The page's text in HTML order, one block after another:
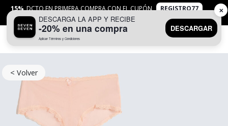
15% DCTO EN PRIMERA COMPRA CON EL CUPÓN
REGISTRO77
APLICANTYC
< Volver
DESCARGA LA APP Y RECIBE
-20% en una compra
Aplican Términos y Condiciones
DESCARGAR
✕